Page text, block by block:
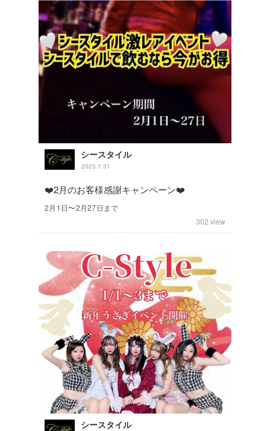
シースタイル
2023.1.31
❤️2月のお客様感謝キャンペーン❤️
2月1日〜2月27日まで
302 view
シースタイル